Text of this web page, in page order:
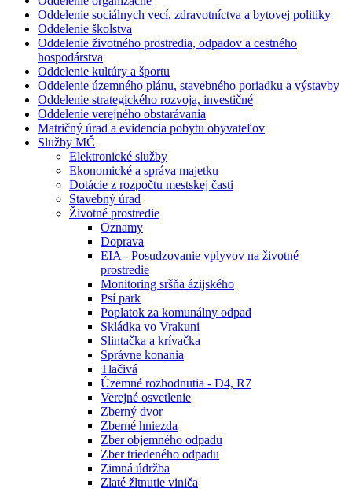
Oddelenie sociálnych vecí, zdravotníctva a bytovej politiky
Oddelenie školstva
Oddelenie životného prostredia, odpadov a cestného
hospodárstva
Oddelenie kultúry a športu
Oddelenie územného plánu, stavebného poriadku a výstavby
Oddelenie strategického rozvoja, investičné
Oddelenie verejného obstarávania
Matričný úrad a evidencia pobytu obyvateľov
Služby MČ
Elektronické služby
Ekonomické a správa majetku
Dotácie z rozpočtu mestskej časti
Stavebný úrad
Životné prostredie
Oznamy
Doprava
EIA - Posudzovanie vplyvov na životné
prostredie
Monitoring sršňa ázijského
Psí park
Poplatok za komunálny odpad
Skládka vo Vrakuni
Slintačka a krívačka
Správne konania
Tlačivá
Územné rozhodnutia - D4, R7
Verejné osvetlenie
Zberný dvor
Zberné hniezda
Zber objemného odpadu
Zber triedeného odpadu
Zimná údržba
Zlaté žltnutie viniča